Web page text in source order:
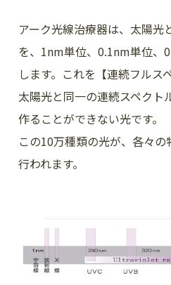
アーク光線治療器は、太陽
を、1nm単位、0.1nm単位、
します。これを【連続フルス
太陽光と同一の連続スペク
作ることができない光です。
この10万種類の光が、各々
行われます。